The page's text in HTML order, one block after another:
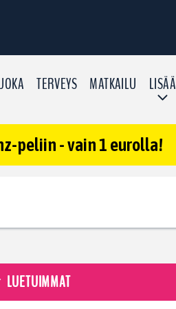
TERVEYS MATKAILU LISÄÄ
peliin - vain 1 eurolla!
LUETUIMMAT